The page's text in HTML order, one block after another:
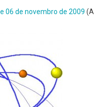
06 de novembro de 2009